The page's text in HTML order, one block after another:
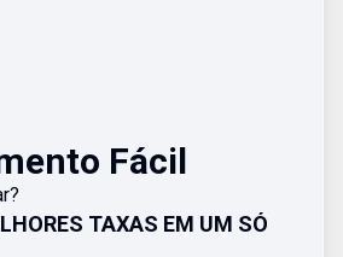
Fácil
TAXAS EM UM SÓ